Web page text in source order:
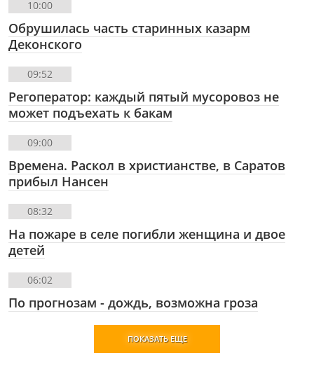
10:00
Обрушилась часть старинных казарм
Деконского
09:52
Регоператор: каждый пятый мусоровоз не
может подъехать к бакам
09:00
Времена. Раскол в христианстве, в Саратов
прибыл Нансен
08:32
На пожаре в селе погибли женщина и двое
детей
06:02
По прогнозам - дождь, возможна гроза
ПОКАЗАТЬ ЕЩЕ